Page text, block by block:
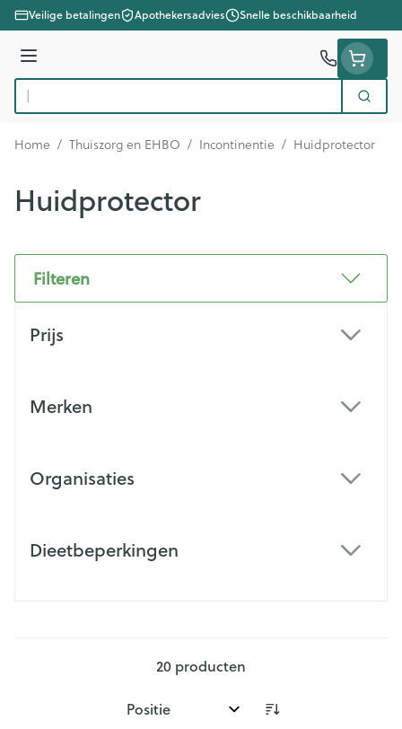
Ga naar de inhoud
Veilige betalingen Apothekersadvies Snelle beschikbaarheid
Menu
Product, merk, categorie...
Zoek
Home / Thuiszorg en EHBO / Incontinentie / Huidprotector
Huidprotector
Filteren
Prijs
Merken
Organisaties
Dieetbeperkingen
20 producten
Sorteer op: